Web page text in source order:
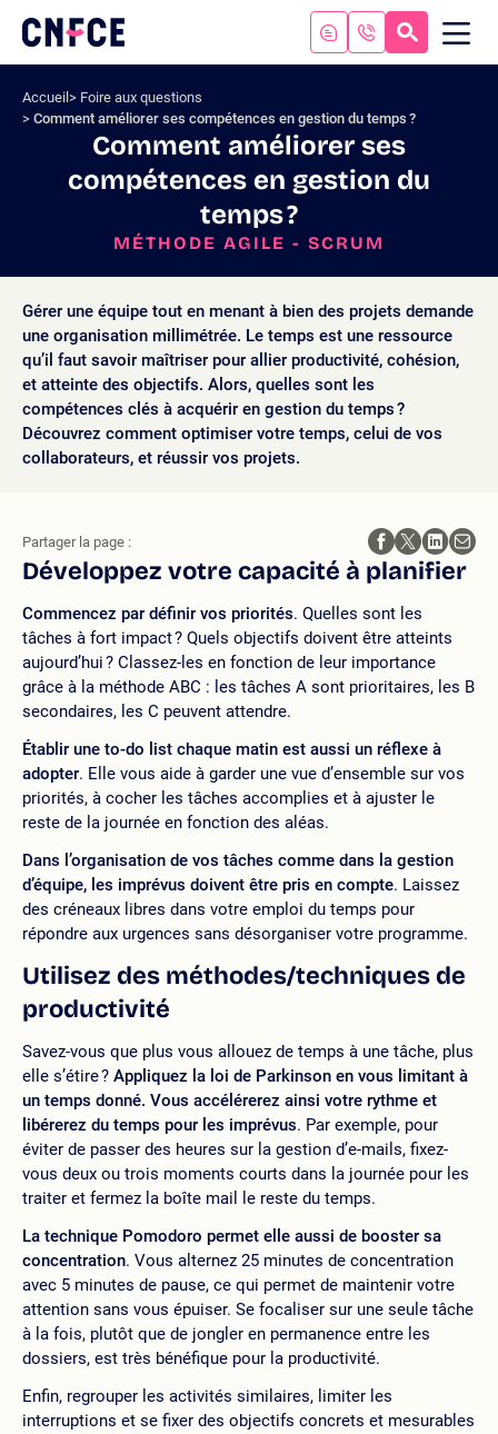
contenu
Logo
site
Accueil
Foire aux questions
Comment améliorer ses compétences en gestion du temps ?
Comment améliorer ses
compétences en gestion du
temps ?
MÉTHODE AGILE - SCRUM
Gérer une équipe tout en menant à bien des projets demande
une organisation millimétrée. Le temps est une ressource
qu’il faut savoir maîtriser pour allier productivité, cohésion,
et atteinte des objectifs. Alors, quelles sont les
compétences clés à acquérir en gestion du temps ?
Découvrez comment optimiser votre temps, celui de vos
collaborateurs, et réussir vos projets.
Développez votre capacité à planifier
Commencez par définir vos priorités. Quelles sont les
tâches à fort impact ? Quels objectifs doivent être atteints
aujourd’hui ? Classez-les en fonction de leur importance
grâce à la méthode ABC : les tâches A sont prioritaires, les B
secondaires, les C peuvent attendre.
Établir une to-do list chaque matin est aussi un réflexe à
adopter. Elle vous aide à garder une vue d’ensemble sur vos
priorités, à cocher les tâches accomplies et à ajuster le
reste de la journée en fonction des aléas.
Dans l’organisation de vos tâches comme dans la gestion
d’équipe, les imprévus doivent être pris en compte. Laissez
des créneaux libres dans votre emploi du temps pour
répondre aux urgences sans désorganiser votre programme.
Utilisez des méthodes/techniques de
productivité
Savez-vous que plus vous allouez de temps à une tâche, plus
elle s’étire ? Appliquez la loi de Parkinson en vous limitant à
un temps donné. Vous accélérerez ainsi votre rythme et
libérerez du temps pour les imprévus. Par exemple, pour
éviter de passer des heures sur la gestion d’e-mails, fixez-
vous deux ou trois moments courts dans la journée pour les
traiter et fermez la boîte mail le reste du temps.
La technique Pomodoro permet elle aussi de booster sa
concentration. Vous alternez 25 minutes de concentration
avec 5 minutes de pause, ce qui permet de maintenir votre
attention sans vous épuiser. Se focaliser sur une seule tâche
à la fois, plutôt que de jongler en permanence entre les
dossiers, est très bénéfique pour la productivité.
Enfin, regrouper les activités similaires, limiter les
interruptions et se fixer des objectifs concrets et mesurables
Partager la page :